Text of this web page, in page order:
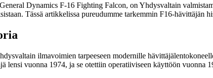
Dynamics F-16 Fighting Falcon, on Yhdysvaltain
Tässä artikkelissa pureudumme tarkemmin F16-hävittäjän
ilmavoimien tarpeeseen modernille
lensi vuonna 1974, ja se otettiin operatiiviseen käyttöön vuonna